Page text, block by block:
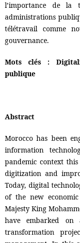
l’importance de la
administrations
télétravail comme
gouvernance.
Mots clés :
publique
Abstract
Morocco has been
information
pandemic context
digitization and
Today, digital
of the new
Majesty King
have embarked
transformation